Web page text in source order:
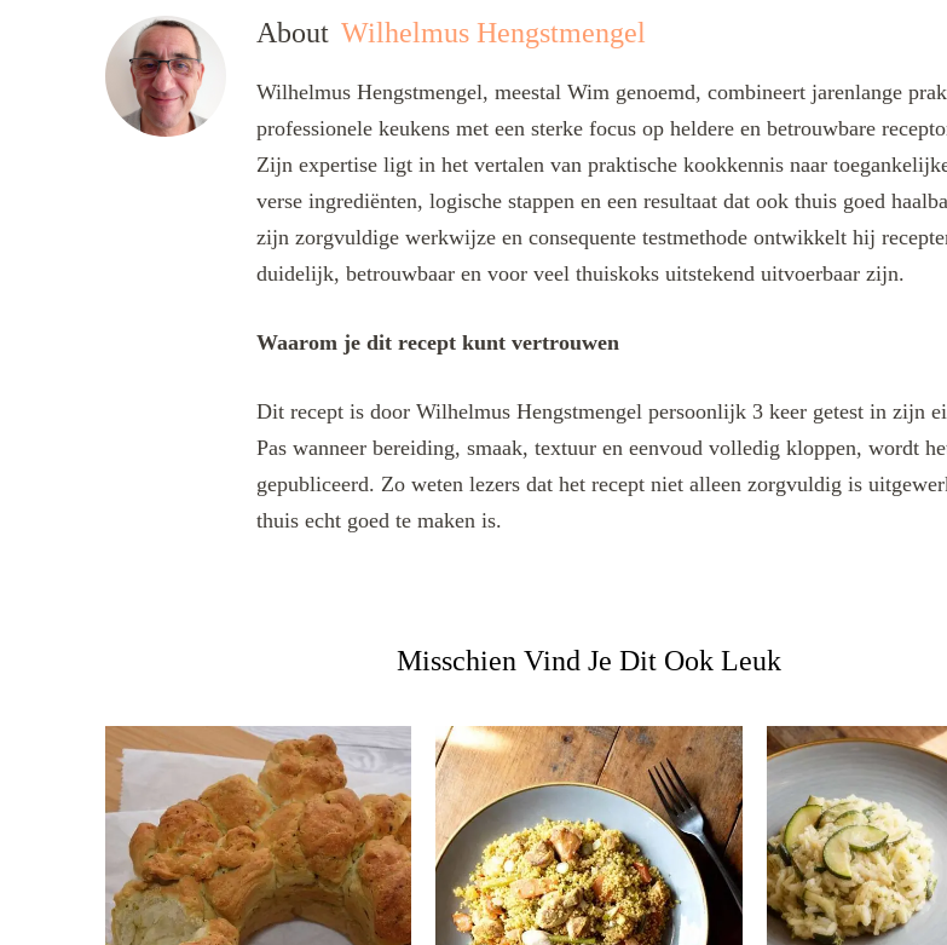
About Wilhelmus Hengstmengel
Wilhelmus Hengstmengel, meestal Wim genoemd, combineert jarenlange
professionele keukens met een sterke focus op heldere en betrouwbare
Zijn expertise ligt in het vertalen van praktische kookkennis naar
verse ingrediënten, logische stappen en een resultaat dat ook thuis goed
zijn zorgvuldige werkwijze en consequente testmethode ontwikkelt hij
duidelijk, betrouwbaar en voor veel thuiskoks uitstekend uitvoerbaar zijn.
Waarom je dit recept kunt vertrouwen
Dit recept is door Wilhelmus Hengstmengel persoonlijk 3 keer getest in zijn
Pas wanneer bereiding, smaak, textuur en eenvoud volledig kloppen, wordt
gepubliceerd. Zo weten lezers dat het recept niet alleen zorgvuldig is
thuis echt goed te maken is.
Misschien Vind Je Dit Ook Leuk